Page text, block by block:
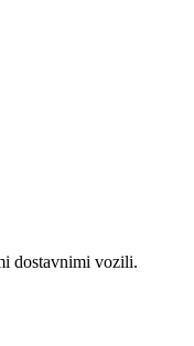
dostavnimi vozili.